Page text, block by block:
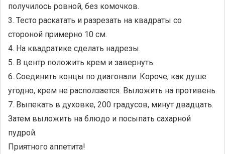
получилось ровной, без комочков.
3. Тесто раскатать и разрезать на квадраты со
стороной примерно 10 см.
4. На квадратике сделать надрезы.
5. В центр положить крем и завернуть.
6. Соединить концы по диагонали. Короче, как душе
угодно, крем не расползается. Выложить на противень.
7. Выпекать в духовке, 200 градусов, минут двадцать.
Затем выложить на блюдо и посыпать сахарной
пудрой.
Приятного аппетита!